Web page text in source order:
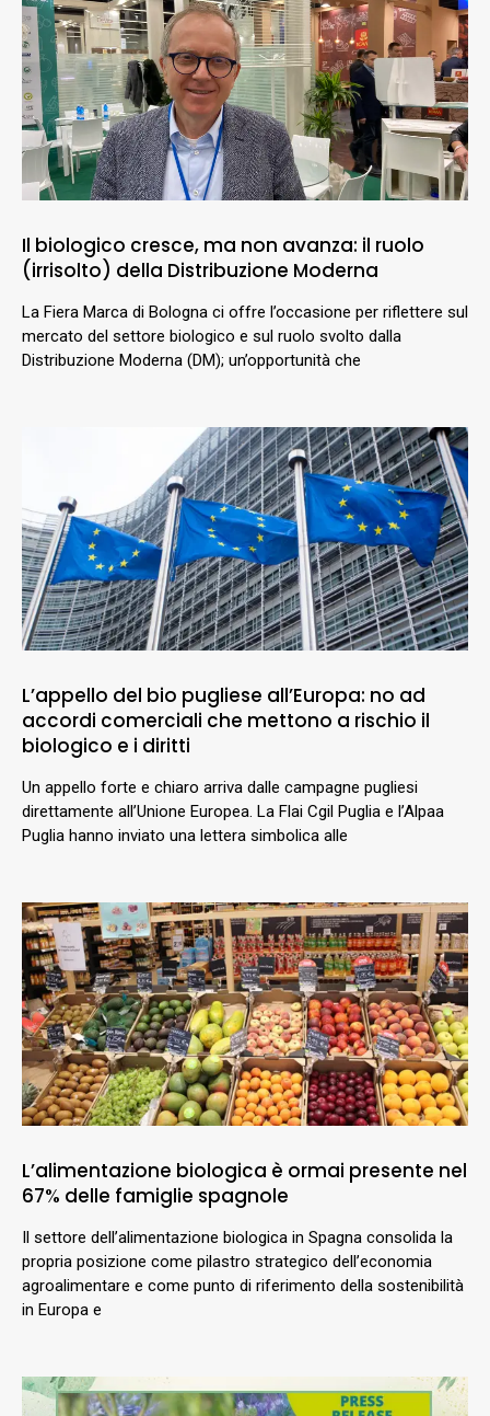
Il biologico cresce, ma non avanza: il ruolo
(irrisolto) della Distribuzione Moderna
La Fiera Marca di Bologna ci offre l’occasione per riflettere sul
mercato del settore biologico e sul ruolo svolto dalla
Distribuzione Moderna (DM); un’opportunità che
L’appello del bio pugliese all’Europa: no ad
accordi comerciali che mettono a rischio il
biologico e i diritti
Un appello forte e chiaro arriva dalle campagne pugliesi
direttamente all’Unione Europea. La Flai Cgil Puglia e l’Alpaa
Puglia hanno inviato una lettera simbolica alle
L’alimentazione biologica è ormai presente nel
67% delle famiglie spagnole
Il settore dell’alimentazione biologica in Spagna consolida la
propria posizione come pilastro strategico dell’economia
agroalimentare e come punto di riferimento della sostenibilità
in Europa e